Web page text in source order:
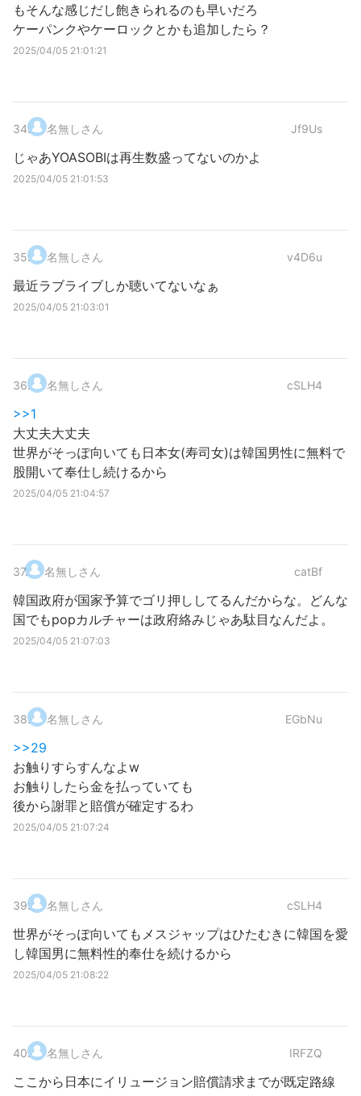
もそんな感じだし飽きられるのも早いだろ
ケーパンクやケーロックとかも追加したら？
2025/04/05 21:01:21
34. 名無しさん Jf9Us
じゃあYOASOBIは再生数盛ってないのかよ
2025/04/05 21:01:53
35. 名無しさん v4D6u
最近ラブライブしか聴いてないなぁ
2025/04/05 21:03:01
36. 名無しさん cSLH4
>>1
大丈夫大丈夫
世界がそっぽ向いても日本女(寿司女)は韓国男性に無料で
股開いて奉仕し続けるから
2025/04/05 21:04:57
37. 名無しさん catBf
韓国政府が国家予算でゴリ押ししてるんだからな。どんな
国でもpopカルチャーは政府絡みじゃあ駄目なんだよ。
2025/04/05 21:07:03
38. 名無しさん EGbNu
>>29
お触りすらすんなよw
お触りしたら金を払っていても
後から謝罪と賠償が確定するわ
2025/04/05 21:07:24
39. 名無しさん cSLH4
世界がそっぽ向いてもメスジャップはひたむきに韓国を愛
し韓国男に無料性的奉仕を続けるから
2025/04/05 21:08:22
40. 名無しさん IRFZQ
ここから日本にイリュージョン賠償請求までが既定路線